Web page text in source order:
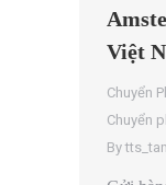
Việt
Chuyển
Chuyển
By